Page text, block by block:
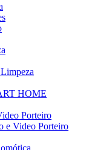
HOME
Porteiro
e Video Porteiro